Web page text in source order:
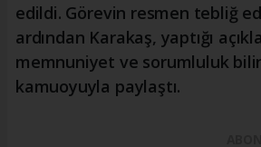
edildi. Görevin resmen tebliğ
ardından Karakaş, yaptığı
memnuniyet ve sorumluluk
kamuoyuyla paylaştı.